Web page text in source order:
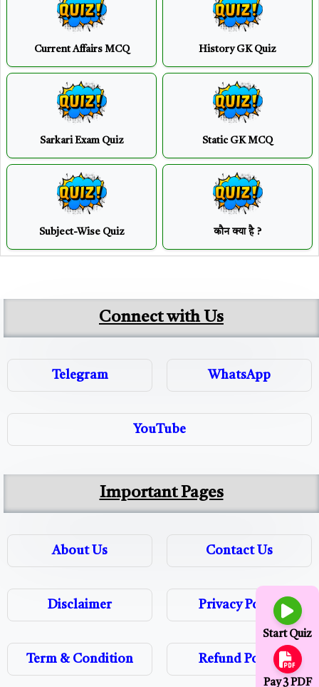
Start Quiz
Pay ₹3 PDF
Current Affairs MCQ History GK Quiz
Sarkari Exam Quiz Static GK MCQ
Subject-Wise Quiz कौन क्या है ?
Connect with Us
Telegram WhatsApp
YouTube
Important Pages
About Us Contact Us
Disclaimer Privacy Policy
Term & Condition Refund Policy